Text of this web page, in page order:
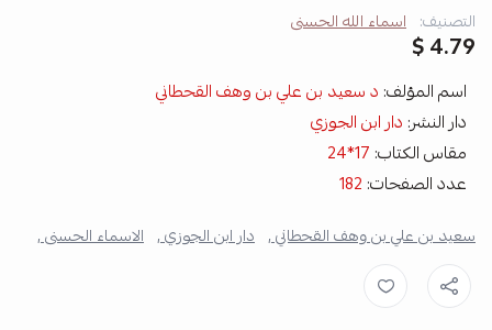
التصنيف: اسماء الله الحسنى
4.79 $
اسم المؤلف: د سعيد بن علي بن وهف القحطاني
دار النشر: دار ابن الجوزي
مقاس الكتاب: 17*24
عدد الصفحات: 182
سعيد بن علي بن وهف القحطاني , دار ابن الجوزي , الاسماء الحسنى ,